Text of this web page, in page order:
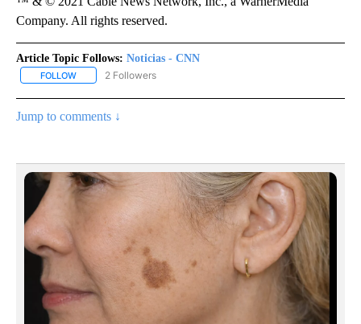
Company. All rights reserved.
Article Topic Follows: Noticias - CNN
FOLLOW FOLLOW "NOTICIAS - CNN" TO RECEIVE NOTIFICATIONS ABOUT
2 Followers
Jump to comments ↓